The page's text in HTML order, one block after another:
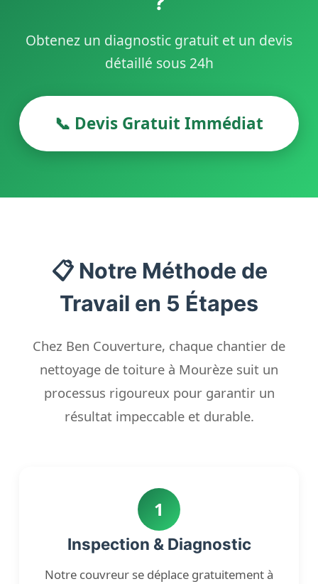
Obtenez un diagnostic gratuit et un devis
détaillé sous 24h
📞 Devis Gratuit Immédiat
📋 Notre Méthode de
Travail en 5 Étapes
Chez Ben Couverture, chaque chantier de
nettoyage de toiture à Mourèze suit un
processus rigoureux pour garantir un
résultat impeccable et durable.
1
Inspection & Diagnostic
Notre couvreur se déplace gratuitement à